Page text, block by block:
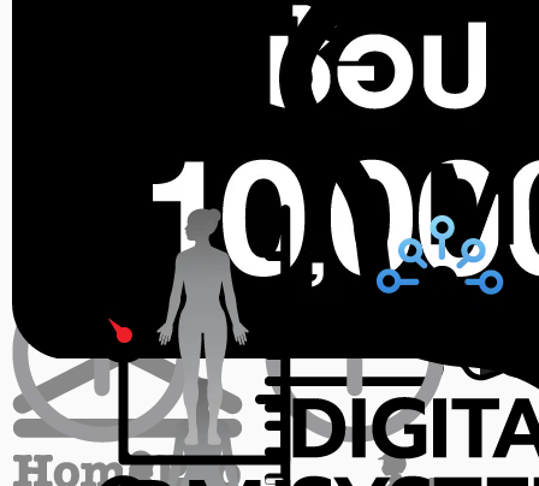
ขายแล้ว 1 ชิ้น
727.50
สินค้าหมด
EXEO
เครื่องชั่งน้ำหนักดิจิทัล EXEO
0.0 (0) ขายแล้ว 5 ชิ้น
฿950
ราคาสุดท้าย* ฿ 921.50